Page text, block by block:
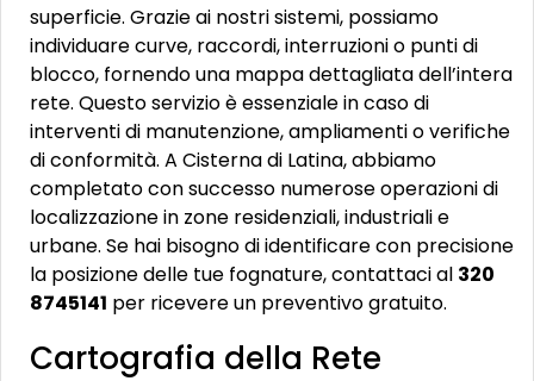
superficie. Grazie ai nostri sistemi, possiamo
individuare curve, raccordi, interruzioni o punti di
blocco, fornendo una mappa dettagliata dell’intera
rete. Questo servizio è essenziale in caso di
interventi di manutenzione, ampliamenti o verifiche
di conformità. A Cisterna di Latina, abbiamo
completato con successo numerose operazioni di
localizzazione in zone residenziali, industriali e
urbane. Se hai bisogno di identificare con precisione
la posizione delle tue fognature, contattaci al 320
8745141 per ricevere un preventivo gratuito.
Cartografia della Rete